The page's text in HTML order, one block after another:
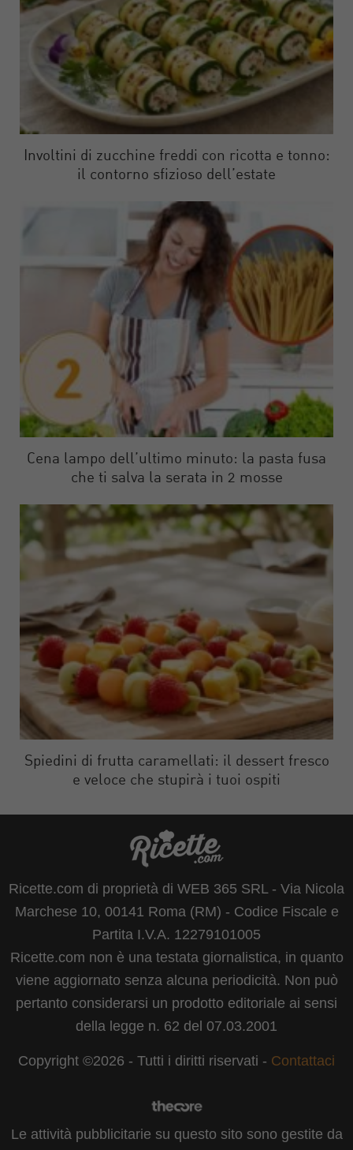
Involtini di zucchine freddi con ricotta e tonno:
il contorno sfizioso dell’estate
Cena lampo dell’ultimo minuto: la pasta fusa
che ti salva la serata in 2 mosse
Spiedini di frutta caramellati: il dessert fresco
e veloce che stupirà i tuoi ospiti
Ricette.com di proprietà di WEB 365 SRL - Via Nicola
Marchese 10, 00141 Roma (RM) - Codice Fiscale e
Partita I.V.A. 12279101005
Ricette.com non è una testata giornalistica, in quanto
viene aggiornato senza alcuna periodicità. Non può
pertanto considerarsi un prodotto editoriale ai sensi
della legge n. 62 del 07.03.2001
Copyright ©2026 - Tutti i diritti riservati - Contattaci
Le attività pubblicitarie su questo sito sono gestite da